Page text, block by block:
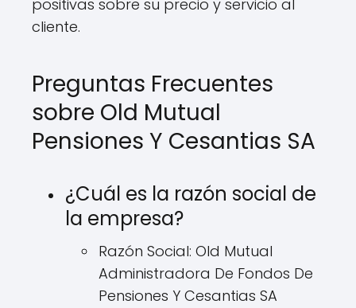
positivas sobre su precio y servicio al
cliente.
Preguntas Frecuentes
sobre Old Mutual
Pensiones Y Cesantias SA
¿Cuál es la razón social de
la empresa?
Razón Social: Old Mutual
Administradora De Fondos De
Pensiones Y Cesantias SA